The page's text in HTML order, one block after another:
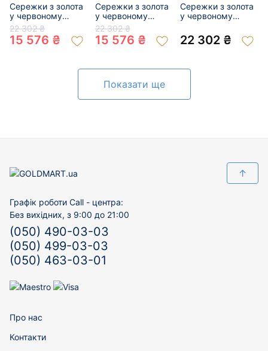
Сережки з золота
у червоному
кольорі з
цирконом 01-
200224681
22 302 ₴
15 576 ₴
Сережки з золота
у червоному
кольорі з
цирконом
«Квітка» 01-
22 302 ₴
15 576 ₴
Сережки з золота
у червоному
цирконом 01-
200999658
22 302 ₴
Показати ще
↑
Графік роботи Call - центра:
Без вихідних, з 9:00 до 21:00
(050) 490-03-03
(050) 499-03-03
(050) 463-03-01
Про нас
Контакти